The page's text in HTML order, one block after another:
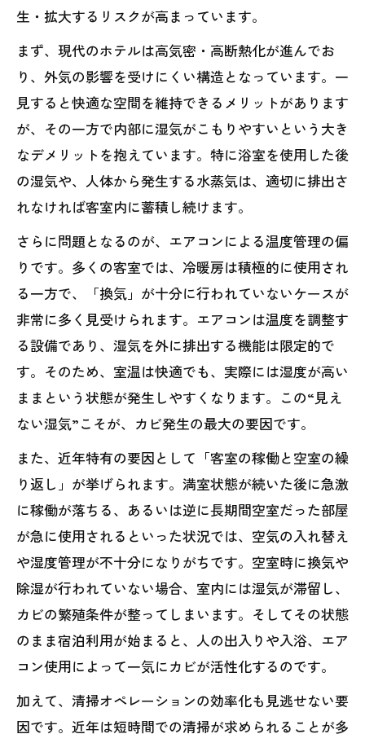
生・拡大するリスクが高まっています。
まず、現代のホテルは高気密・高断熱化が進んでお
り、外気の影響を受けにくい構造となっています。一
見すると快適な空間を維持できるメリットがあります
が、その一方で内部に湿気がこもりやすいという大き
なデメリットを抱えています。特に浴室を使用した後
の湿気や、人体から発生する水蒸気は、適切に排出さ
れなければ客室内に蓄積し続けます。
さらに問題となるのが、エアコンによる温度管理の偏
りです。多くの客室では、冷暖房は積極的に使用され
る一方で、「換気」が十分に行われていないケースが
非常に多く見受けられます。エアコンは温度を調整す
る設備であり、湿気を外に排出する機能は限定的で
す。そのため、室温は快適でも、実際には湿度が高い
ままという状態が発生しやすくなります。この“見え
ない湿気”こそが、カビ発生の最大の要因です。
また、近年特有の要因として「客室の稼働と空室の繰
り返し」が挙げられます。満室状態が続いた後に急激
に稼働が落ちる、あるいは逆に長期間空室だった部屋
が急に使用されるといった状況では、空気の入れ替え
や湿度管理が不十分になりがちです。空室時に換気や
除湿が行われていない場合、室内には湿気が滞留し、
カビの繁殖条件が整ってしまいます。そしてその状態
のまま宿泊利用が始まると、人の出入りや入浴、エア
コン使用によって一気にカビが活性化するのです。
加えて、清掃オペレーションの効率化も見逃せない要
因です。近年は短時間での清掃が求められることが多